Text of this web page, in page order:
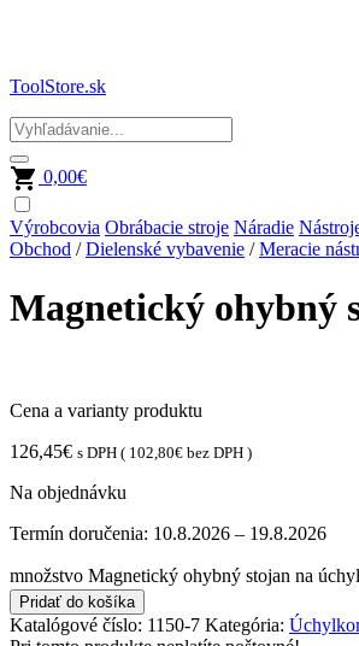
ToolStore.sk
0,00€
Výrobcovia Obrábacie stroje Náradie
Obchod /Dielenské vybavenie /Meracie
Magnetický ohybný
Cena a varianty produktu
126,45€ s DPH ( 102,80€ bez DPH )
Na objednávku
Termín doručenia: 10.8.2026 – 19.8.2026
množstvo Magnetický ohybný stojan na
Pridať do košíka
Katalógové číslo: 1150-7 Kategória: